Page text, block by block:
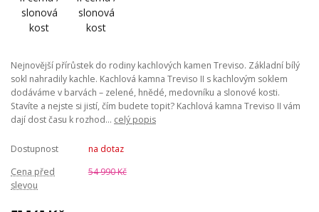
Nejnovější přírůstek do rodiny kachlových kamen Treviso. Základní bílý
sokl nahradily kachle. Kachlová kamna Treviso II s kachlovým soklem
dodáváme v barvách – zelené, hnědé, medovníku a slonové kosti.
Stavíte a nejste si jistí, čím budete topit? Kachlová kamna Treviso II vám
dají dost času k rozhod... celý popis
Dostupnost
na dotaz
Cena před
slevou
54 990 Kč